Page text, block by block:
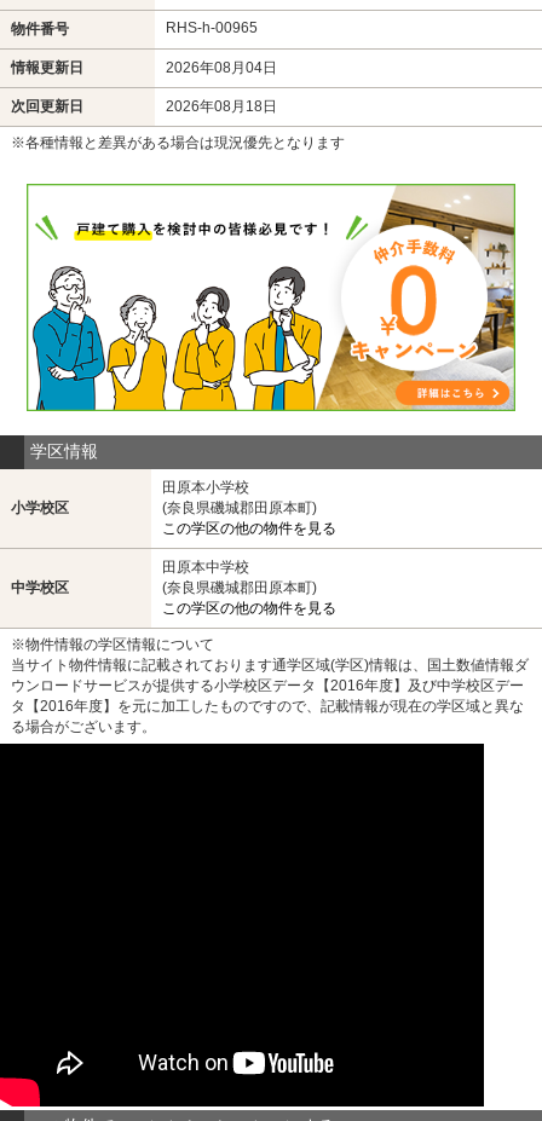
物件番号 RHS-h-00965
情報更新日 2026年08月04日
次回更新日 2026年08月18日
※各種情報と差異がある場合は現況優先となります
学区情報
小学校区
田原本小学校
(奈良県磯城郡田原本町)
この学区の他の物件を見る
中学校区
田原本中学校
(奈良県磯城郡田原本町)
この学区の他の物件を見る
※物件情報の学区情報について
当サイト物件情報に記載されております通学区域(学区)情報は、国土数値情報ダ
ウンロードサービスが提供する小学校区データ【2016年度】及び中学校区デー
タ【2016年度】を元に加工したものですので、記載情報が現在の学区域と異な
る場合がございます。